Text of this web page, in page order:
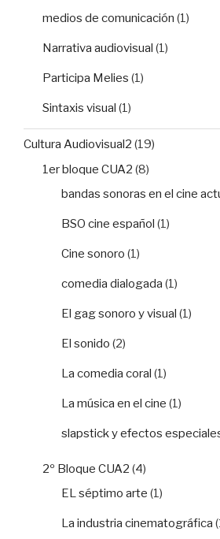
medios de comunicación (1)
Narrativa audiovisual (1)
Participa Melies (1)
Sintaxis visual (1)
Cultura Audiovisual2 (19)
1er bloque CUA2 (8)
bandas sonoras en el cine
BSO cine español (1)
Cine sonoro (1)
comedia dialogada (1)
El gag sonoro y visual (1)
El sonido (2)
La comedia coral (1)
La música en el cine (1)
slapstick y efectos
2º Bloque CUA2 (4)
EL séptimo arte (1)
La industria cinematográfica